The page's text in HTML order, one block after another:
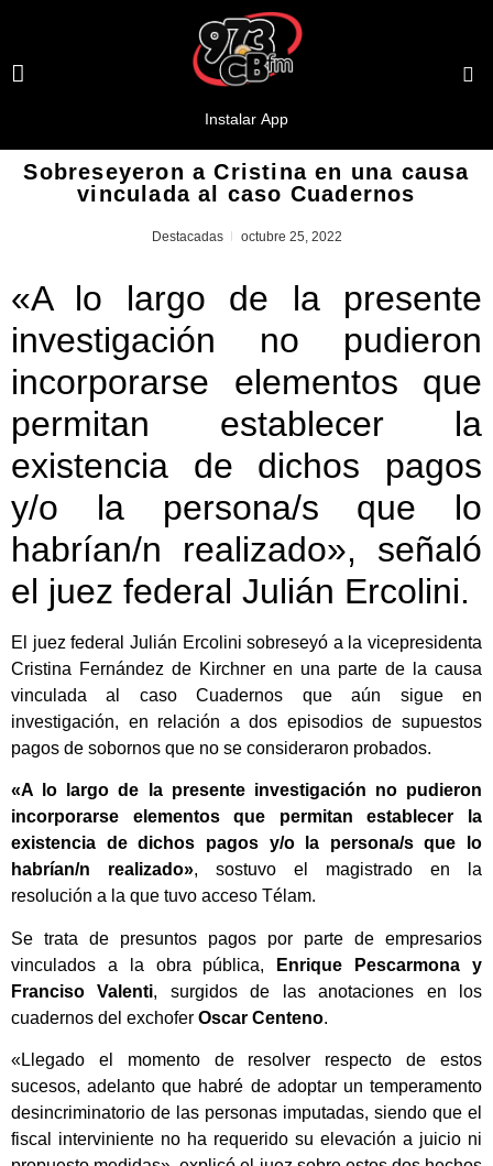
Sobreseyeron a Cristina en una causa
vinculada al caso Cuadernos
Destacadas octubre 25, 2022
«A lo largo de la presente
investigación no pudieron
incorporarse elementos que
permitan establecer la
existencia de dichos pagos
y/o la persona/s que lo
habrían/n realizado», señaló
el juez federal Julián Ercolini.
El juez federal Julián Ercolini sobreseyó a la vicepresidenta
Cristina Fernández de Kirchner en una parte de la causa
vinculada al caso Cuadernos que aún sigue en
investigación, en relación a dos episodios de supuestos
pagos de sobornos que no se consideraron probados.
«A lo largo de la presente investigación no pudieron
incorporarse elementos que permitan establecer la
existencia de dichos pagos y/o la persona/s que lo
habrían/n realizado», sostuvo el magistrado en la
resolución a la que tuvo acceso Télam.
Se trata de presuntos pagos por parte de empresarios
vinculados a la obra pública,
Enrique Pescarmona y
Franciso Valenti, surgidos de las anotaciones en los
cuadernos del exchofer Oscar Centeno.
«Llegado el momento de resolver respecto de estos
sucesos, adelanto que habré de adoptar un temperamento
desincriminatorio de las personas imputadas, siendo que el
fiscal interviniente no ha requerido su elevación a juicio ni